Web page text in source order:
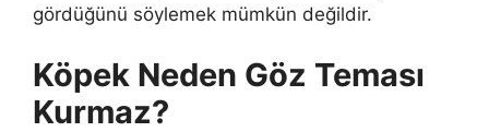
gördüğünü söylemek mümkün değildir.
Köpek Neden Göz Teması
Kurmaz?